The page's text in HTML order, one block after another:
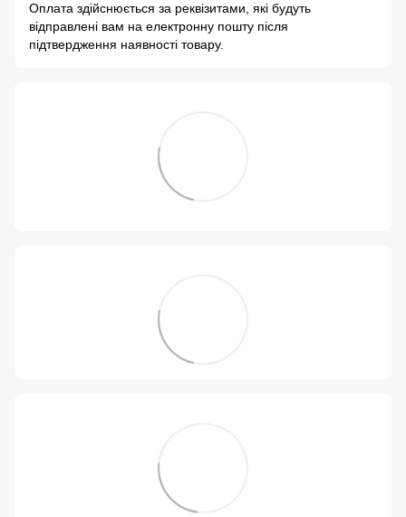
Оплата здійснюється за реквізитами, які будуть
відправлені вам на електронну пошту після
підтвердження наявності товару.